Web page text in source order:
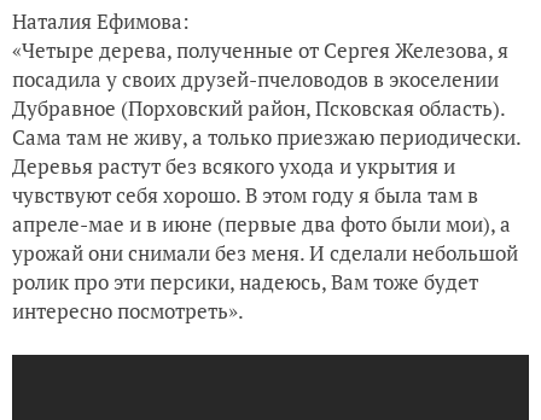
Наталия Ефимова:
«Четыре дерева, полученные от Сергея Железова, я
посадила у своих друзей-пчеловодов в экоселении
Дубравное (Порховский район, Псковская область).
Сама там не живу, а только приезжаю периодически.
Деревья растут без всякого ухода и укрытия и
чувствуют себя хорошо. В этом году я была там в
апреле-мае и в июне (первые два фото были мои), а
урожай они снимали без меня. И сделали небольшой
ролик про эти персики, надеюсь, Вам тоже будет
интересно посмотреть».